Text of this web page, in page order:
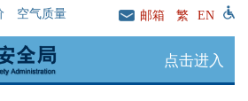
空气质量 邮箱 繁 EN
点击进入